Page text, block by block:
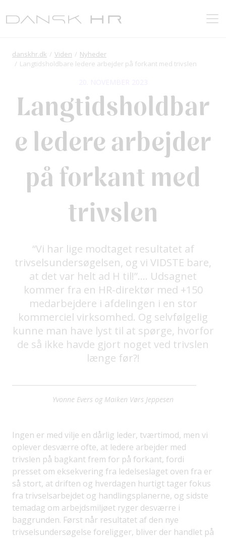
danskhr.dk Viden
Nyheder
Langtidsholdbare ledere arbejder på forkant med trivslen
Langtidsholdbar
e ledere arbejder
på forkant med
trivslen
“Vi har lige modtaget resultatet af
trivselsundersøgelsen, og vi VIDSTE bare,
at det var helt ad H til!”…. Udsagnet
kommer fra en HR-direktør med +150
medarbejdere i afdelingen i en stor
kommerciel virksomhed. Og selvfølgelig
kunne man have lyst til at spørge, hvorfor
de så ikke havde gjort noget ved trivslen
længe før?!
Yvonne Evers og Maiken Vørs Jeppesen
Ingen er med vilje en dårlig leder, tværtimod, men vi
oplever desværre ofte, at ledere arbejder med
trivslen på bagkant frem for på forkant, fordi
presset om eksekvering fra ledelseslaget oven fra er
så stort, at driften og hverdagen hurtigt tager fokus
fra trivselsarbejdet og handlingsplanerne, og sidste
temadag om arbejdsmiljøet ryger desværre i
baggrunden. Først når resultatet af den nye
trivselsundersøgelse foreligger, bliver der handlet på